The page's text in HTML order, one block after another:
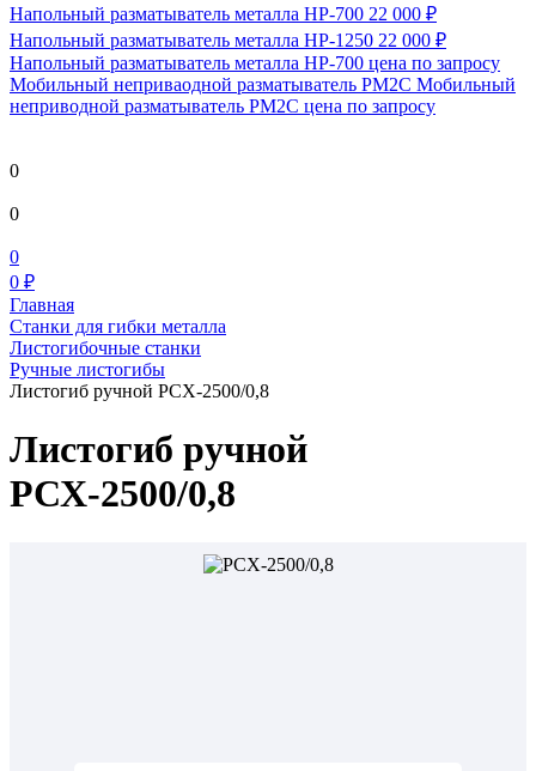
Напольный разматыватель металла HP-700 22 000 ₽
Напольный разматыватель металла HP-1250 22 000 ₽
Напольный разматыватель металла HP-700 цена по запросу
Мобильный непривaодной разматыватель РМ2С Мобильный
неприводной разматыватель РМ2С цена по запросу
0
0
0
0 ₽
Главная
Станки для гибки металла
Листогибочные станки
Ручные листогибы
Листогиб ручной РСХ-2500/0,8
Листогиб ручной
РСХ-2500/0,8